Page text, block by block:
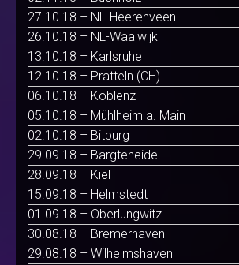
27.10.18 – NL-Heerenveen
26.10.18 – NL-Waalwijk
13.10.18 – Karlsruhe
12.10.18 – Pratteln (CH)
06.10.18 – Koblenz
05.10.18 – Mühlheim a. Main
02.10.18 – Bitburg
29.09.18 – Bargteheide
28.09.18 – Kiel
15.09.18 – Helmstedt
01.09.18 – Oberlungwitz
30.08.18 – Bremerhaven
29.08.18 – Wilhelmshaven